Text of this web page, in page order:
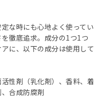
な時にも心地よく使ってい
徹底追求。成分の1つ1つ
に、以下の成分は使用して
性剤（乳化剤）、香料、着
合成防腐剤